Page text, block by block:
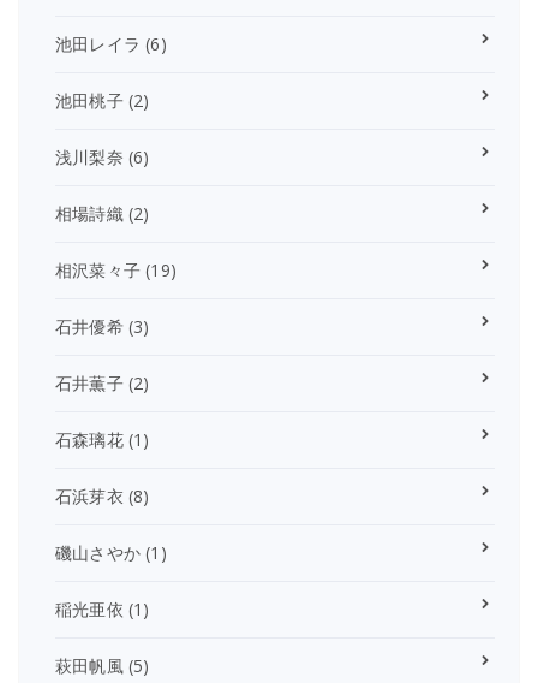
池田レイラ (6)
池田桃子(2)
浅川梨奈 (6)
相場詩織(2)
相沢菜々子 (19)
石井優希(3)
石井薫子(2)
石森璃花(1)
石浜芽衣 (8)
磯山さやか (1)
稲光亜依 (1)
萩田帆風(5)